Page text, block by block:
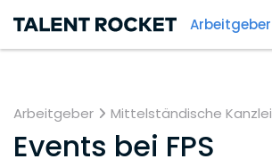
Arbeitgeber
Arbeitgeber Mittelständische Kanzlei
Events bei FPS